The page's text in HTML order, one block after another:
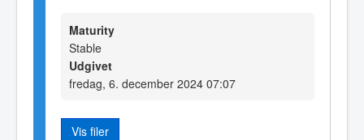
Maturity
Stable
Udgivet
fredag, 6. december 2024 07:07
Vis filer